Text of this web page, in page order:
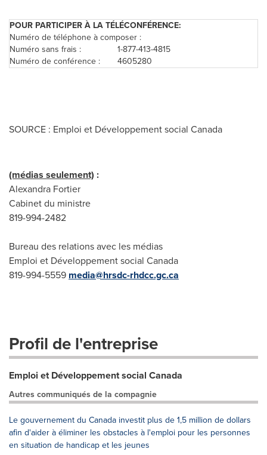
POUR PARTICIPER À LA TÉLÉCONFÉRENCE:
Numéro de téléphone à composer :
Numéro sans frais :
1-877-413-4815
Numéro de conférence :
4605280
SOURCE : Emploi et Développement social Canada
(médias seulement) :
Alexandra Fortier
Cabinet du ministre
819-994-2482
Bureau des relations avec les médias
Emploi et Développement social Canada
819-994-5559 media@hrsdc-rhdcc.gc.ca
Profil de l'entreprise
Emploi et Développement social Canada
Autres communiqués de la compagnie
Le gouvernement du Canada investit plus de 1,5 million de dollars
afin d'aider à éliminer les obstacles à l'emploi pour les personnes
en situation de handicap et les jeunes